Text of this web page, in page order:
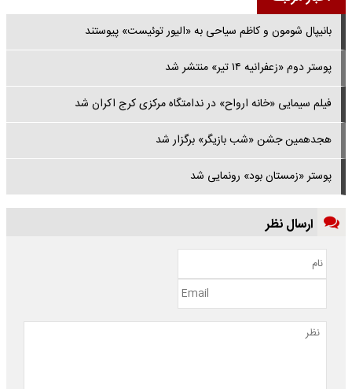
بانیپال شومون و کاظم سیاحی به «الیور توئیست» پیوستند
پوستر دوم «زعفرانیه ۱۴ تیر» منتشر شد
فیلم سیمایی «خانه ارواح» در ندامتگاه مرکزی کرج اکران شد
هجدهمین جشن «شب بازیگر» برگزار شد
پوستر «زمستان بود» رونمایی شد
ارسال نظر